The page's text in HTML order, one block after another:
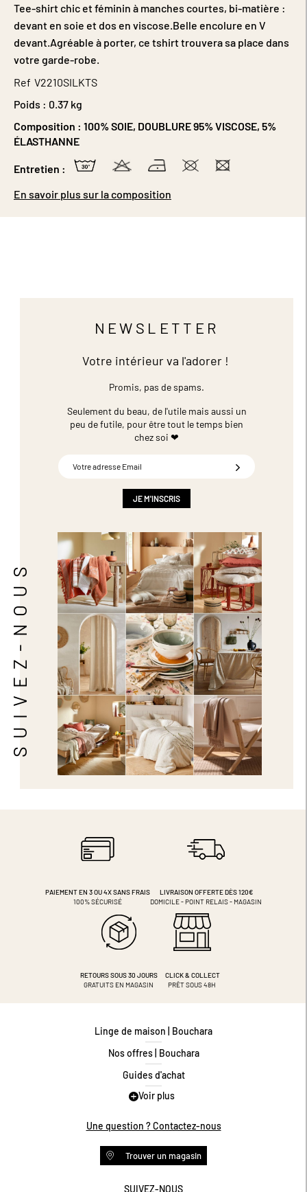
Tee-shirt chic et féminin à manches courtes, bi-matière :
devant en soie et dos en viscose.Belle encolure en V
devant.Agréable à porter, ce tshirt trouvera sa place dans
votre garde-robe.
Ref V2210SILKTS
Poids : 0.37 kg
Composition : 100% SOIE, DOUBLURE 95% VISCOSE, 5%
ÉLASTHANNE
Entretien :
En savoir plus sur la composition
SUIVEZ-NOUS
NEWSLETTER
Votre intérieur va l'adorer !
Promis, pas de spams.
Seulement du beau, de l'utile mais aussi un
peu de futile, pour être tout le temps bien
chez soi ❤
JE M'INSCRIS
PAIEMENT EN 3 OU 4XSANS FRAIS
100% SÉCURISÉ
LIVRAISON OFFERTE DÈS 120€
DOMICILE - POINT RELAIS - MAGASIN
RETOURS SOUS 30 JOURS
GRATUITS EN MAGASIN
CLICK & COLLECT
PRÊT SOUS 48H
Linge de maison | Bouchara
Nos offres | Bouchara
Guides d'achat
Guide des tailles
Programme de fidélité
Conditions des offres
Voir plus
Une question ? Contactez-nous
Trouver un magasin
SUIVEZ-NOUS